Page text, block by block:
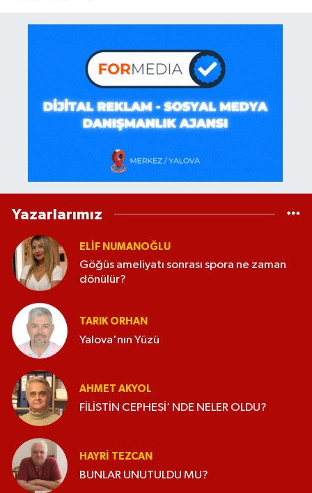
Yazarlarımız
ELİF NUMANOĞLU
Göğüs ameliyatı sonrası spora ne zaman
dönülür?
TARIK ORHAN
Yalova'nın Yüzü
AHMET AKYOL
FİLİSTİN CEPHESİ’ NDE NELER OLDU?
HAYRI TEZCAN
BUNLAR UNUTULDU MU?